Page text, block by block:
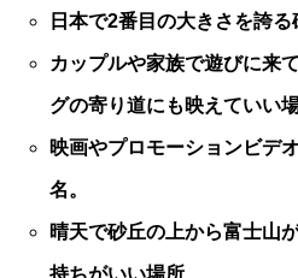
日本で2番目の大きさを誇
カップルや家族で遊びに来
グの寄り道にも映えていい
映画やプロモーションビデ
名。
晴天で砂丘の上から富士山
持ちがいい場所